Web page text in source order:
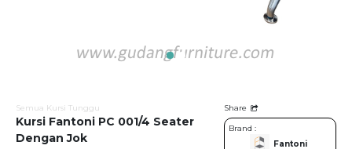
Semua Kursi Tunggu
Kursi Fantoni PC 001/4 Seater
Dengan Jok
Share
Brand :
Fantoni